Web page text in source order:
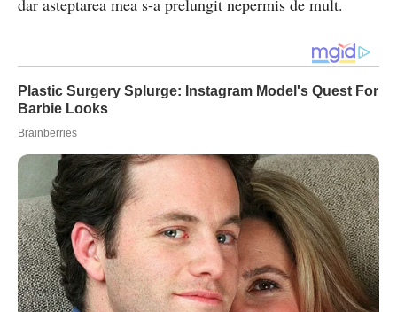
dar asteptarea mea s-a prelungit nepermis de mult.